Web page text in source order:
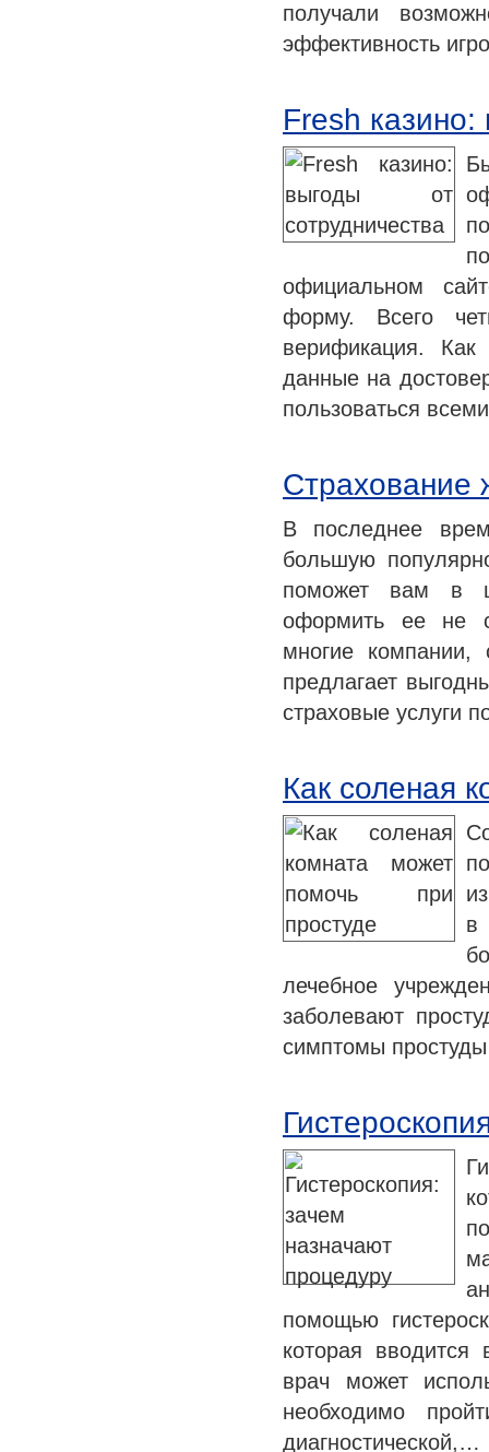
получали
эффективность
Fresh казино:
официальном
форму. Всего
верификация. Как
данные на
пользоваться
Страхование
В последнее
большую
поможет вам в
оформить ее не
многие
предлагает
страховые услуги
Как соленая
в
лечебное
заболевают
симптомы
помощью
которая
врач может
необходимо
диагностической,…